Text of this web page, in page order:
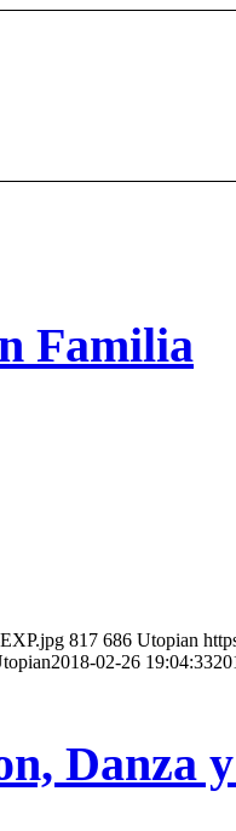
Familia
817 686 Utopian
2018-02-26 19:04:33
Danza